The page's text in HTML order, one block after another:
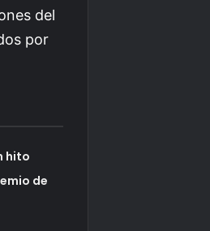
del
por
hito
de